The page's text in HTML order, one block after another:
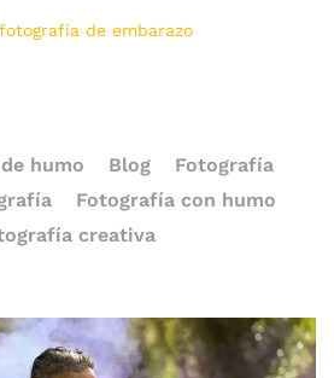
fotografía de embarazo
humo Blog
Fotografía
Fotografía con humo
creativa